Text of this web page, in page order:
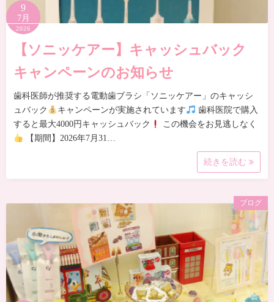
9
7月
2026
【ソニッケアー】キャッシュバック
キャンペーンのお知らせ
歯科医師が推奨する電動歯ブラシ「ソニッケアー」のキャッシ
ュバック
キャンペーンが実施されています
歯科医院で購入
すると最大4000円キャッシュバック
この機会をお見逃しなく
【期間】2026年7月31…
続きを読む
ブログ